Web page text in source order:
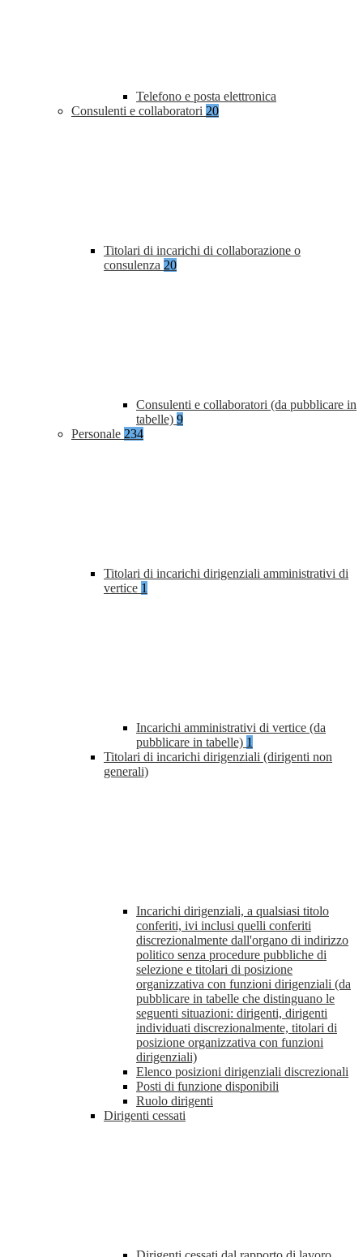
Telefono e posta elettronica
Consulenti e collaboratori 20
Titolari di incarichi di collaborazione o
consulenza 20
Consulenti e collaboratori (da pubblicare in
tabelle) 9
Personale 234
Titolari di incarichi dirigenziali amministrativi di
vertice 1
Incarichi amministrativi di vertice (da
pubblicare in tabelle) 1
Titolari di incarichi dirigenziali (dirigenti non
generali)
Incarichi dirigenziali, a qualsiasi titolo
conferiti, ivi inclusi quelli conferiti
discrezionalmente dall'organo di indirizzo
politico senza procedure pubbliche di
selezione e titolari di posizione
organizzativa con funzioni dirigenziali (da
pubblicare in tabelle che distinguano le
seguenti situazioni: dirigenti, dirigenti
individuati discrezionalmente, titolari di
posizione organizzativa con funzioni
dirigenziali)
Elenco posizioni dirigenziali discrezionali
Posti di funzione disponibili
Ruolo dirigenti
Dirigenti cessati